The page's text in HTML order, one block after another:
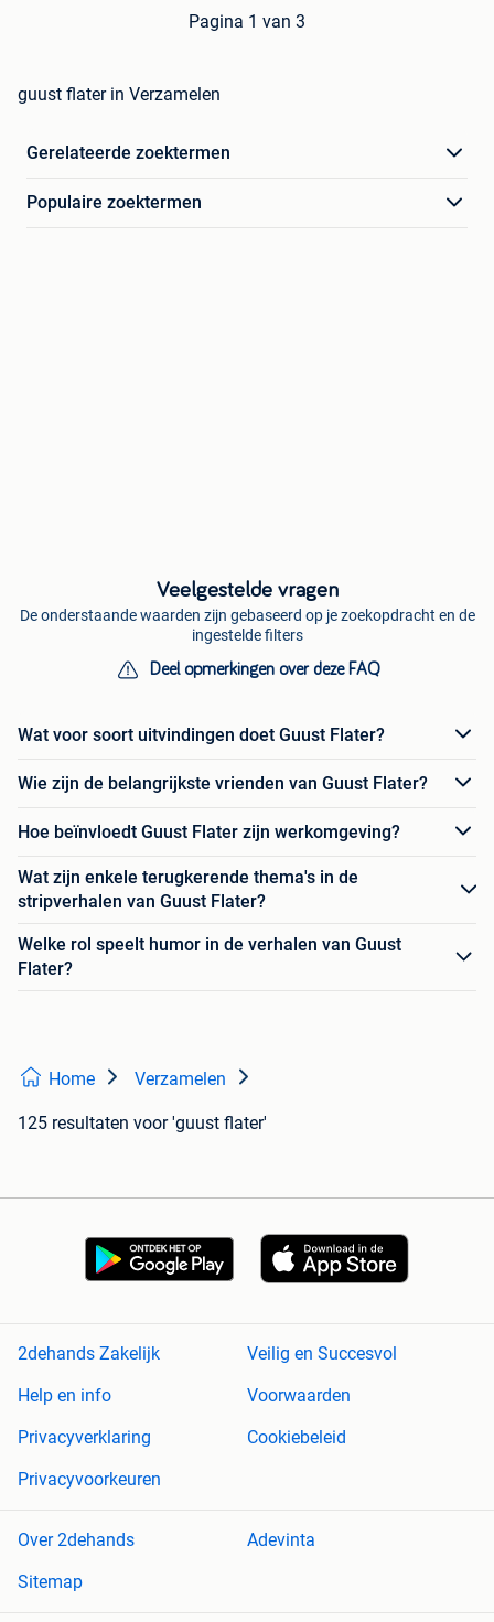
Pagina 1 van 3
guust flater in Verzamelen
Gerelateerde zoektermen
Populaire zoektermen
Veelgestelde vragen
De onderstaande waarden zijn gebaseerd op je zoekopdracht en de
ingestelde filters
Deel opmerkingen over deze FAQ
Wat voor soort uitvindingen doet Guust Flater?
Wie zijn de belangrijkste vrienden van Guust Flater?
Hoe beïnvloedt Guust Flater zijn werkomgeving?
Wat zijn enkele terugkerende thema's in de
stripverhalen van Guust Flater?
Welke rol speelt humor in de verhalen van Guust
Flater?
Home Verzamelen
125 resultaten voor 'guust flater'
2dehands Zakelijk
Veilig en Succesvol
Help en info
Voorwaarden
Privacyverklaring
Cookiebeleid
Privacyvoorkeuren
Over 2dehands
Adevinta
Sitemap